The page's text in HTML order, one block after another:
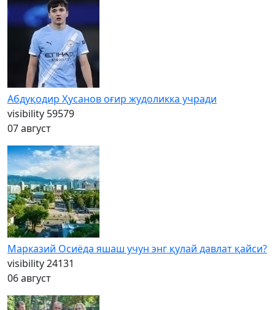
Абдуқодир Ҳусанов оғир жудоликка учради
visibility 59579
07 август
Марказий Осиёда яшаш учун энг қулай давлат қайси?
visibility24131
06 август